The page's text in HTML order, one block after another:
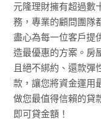
元隆理財擁有超過數
務，專業的顧問團隊
盡心為每一位客戶提
造最優惠的方案。房
且絕不綁約、還款彈
款，讓您將資金運用
做您最值得信賴的貸
即可貸金額！